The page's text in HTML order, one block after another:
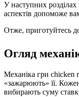
У наступних розділах
аспектів допоможе
Отже, приготуйтесь
Огляд
Механіка гри chicken
«зажарюють» її.
вибирають суму